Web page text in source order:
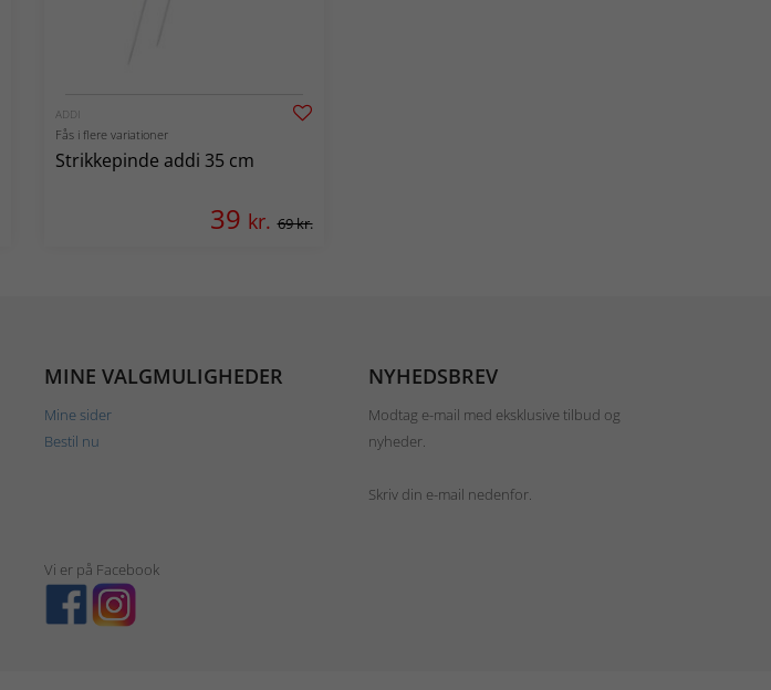
ADDI
Fås i flere variationer
Strikkepinde addi 35 cm
39 kr. 69 kr.
MINE VALGMULIGHEDER
Mine sider
Bestil nu
NYHEDSBREV
Modtag e-mail med eksklusive tilbud og
nyheder.
Skriv din e-mail nedenfor.
Vi er på Facebook